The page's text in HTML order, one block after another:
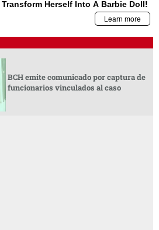
BCH emite comunicado por captura de
funcionarios vinculados al caso